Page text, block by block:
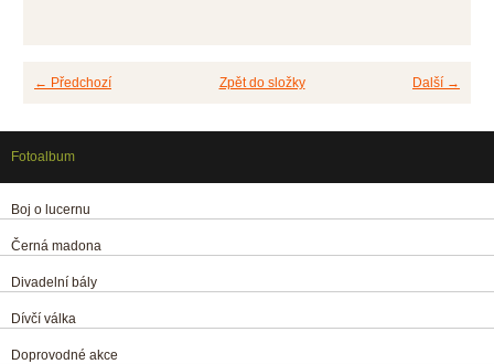
← Předchozí Další →
Zpět do složky
Fotoalbum
Boj o lucernu
Černá madona
Divadelní bály
Dívčí válka
Doprovodné akce